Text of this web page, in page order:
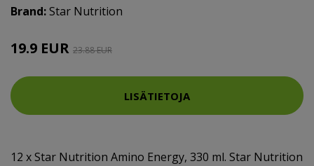
Brand:Star Nutrition
19.9 EUR 23.88 EUR
LISÄTIETOJA
12 x Star Nutrition Amino Energy, 330 ml. Star Nutrition